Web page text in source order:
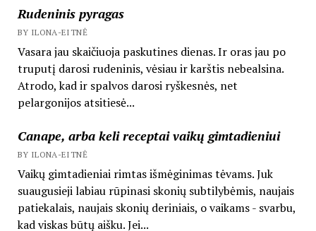
Rudeninis pyragas
BY ILONA-EITNĖ
Vasara jau skaičiuoja paskutines dienas. Ir oras jau po
truputį darosi rudeninis, vėsiau ir karštis nebealsina.
Atrodo, kad ir spalvos darosi ryškesnės, net
pelargonijos atsitiesė...
Canape, arba keli receptai vaikų gimtadieniui
BY ILONA-EITNĖ
Vaikų gimtadieniai rimtas išmėginimas tėvams. Juk
suaugusieji labiau rūpinasi skonių subtilybėmis, naujais
patiekalais, naujais skonių deriniais, o vaikams - svarbu,
kad viskas būtų aišku. Jei...